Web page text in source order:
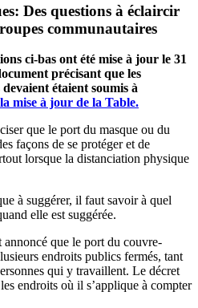
Des questions à éclaircir
communautaires
ci-bas ont été mise à jour le 31
précisant que les
étaient soumis à
mise à jour de la Table.
que le port du masque ou du
façons de se protéger et de
lorsque la distanciation physique
à suggérer, il faut savoir à quel
elle est suggérée.
que le port du couvre-
lusieurs endroits publics fermés, tant
qui y travaillent. Le décret
endroits où il s’applique à compter